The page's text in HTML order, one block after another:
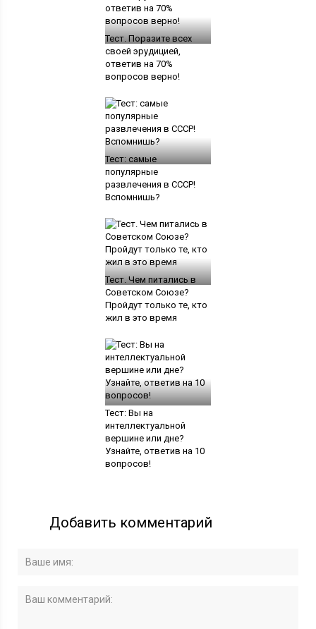
Тест. Поразите всех
своей эрудицией,
ответив на 70%
вопросов верно!
Тест: самые
популярные
развлечения в СССР!
Вспомнишь?
Тест. Чем питались в
Советском Союзе?
Пройдут только те, кто
жил в это время
Тест: Вы на
интеллектуальной
вершине или дне?
Узнайте, ответив на 10
вопросов!
Добавить комментарий